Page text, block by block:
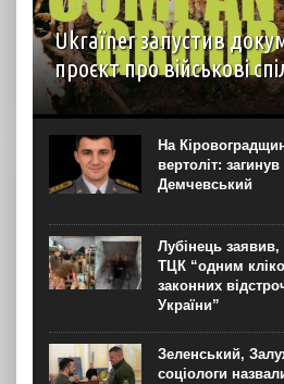
Ukraїner запустив
проєкт про військові
На YouTube-каналі Ukraїner W
першої серії нового
спільноти”. Про це “Новинарні”
“Кожна серія присвячена окремій
цінностям, внутрішній...
На
вертоліт:
Демчевський
Лубінець
ТЦК “одним
законних
України”
Зеленський,
соціологи